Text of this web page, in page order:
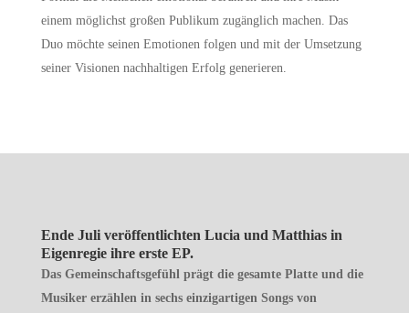
einem möglichst großen Publikum zugänglich machen. Das
Duo möchte seinen Emotionen folgen und mit der Umsetzung
seiner Visionen nachhaltigen Erfolg generieren.
Ende Juli veröffentlichten Lucia und Matthias in
Eigenregie ihre erste EP.
Das Gemeinschaftsgefühl prägt die gesamte Platte und die
Musiker erzählen in sechs einzigartigen Songs von